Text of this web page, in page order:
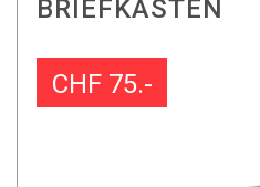
BRIEFKASTEN
CHF 75.-